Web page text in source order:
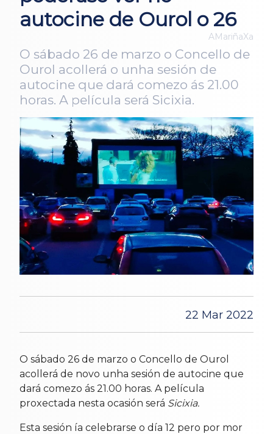
autocine de Ourol o 26
AMariñaXa
O sábado 26 de marzo o Concello de
Ourol acollerá o unha sesión de
autocine que dará comezo ás 21.00
horas. A película será Sicixia.
22 Mar 2022
O sábado 26 de marzo o Concello de Ourol
acollerá de novo unha sesión de autocine que
dará comezo ás 21.00 horas. A película
proxectada nesta ocasión será Sicixia.
Esta sesión ía celebrarse o día 12 pero por mor